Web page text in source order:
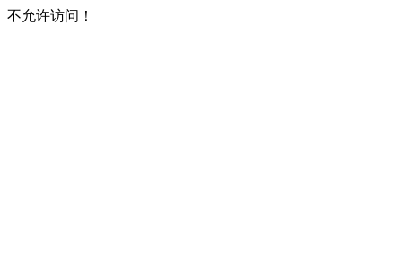
不允许访问！